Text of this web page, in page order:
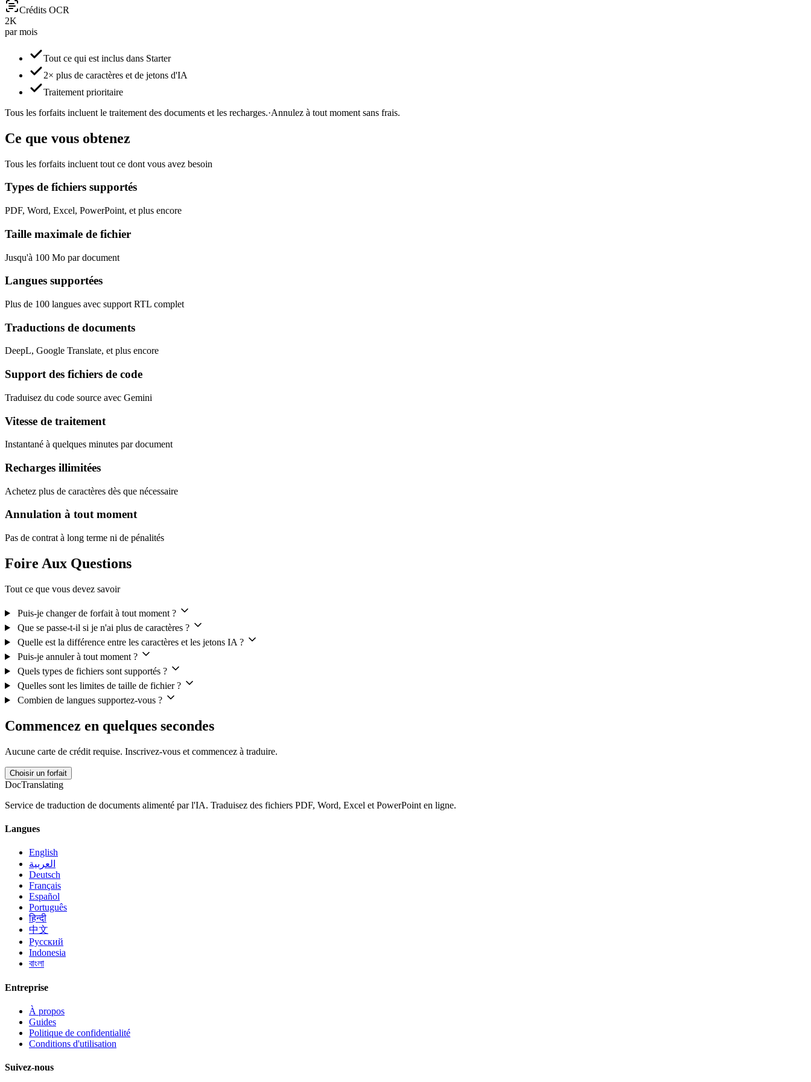
Crédits OCR
2K
par mois
Tout ce qui est inclus dans Starter
2× plus de caractères et de jetons d'IA
Traitement prioritaire
Tous les forfaits incluent le traitement des documents et les recharges.·Annulez à tout moment sans frais.
Ce que vous obtenez
Tous les forfaits incluent tout ce dont vous avez besoin
Types de fichiers supportés
PDF, Word, Excel, PowerPoint, et plus encore
Taille maximale de fichier
Jusqu'à 100 Mo par document
Langues supportées
Plus de 100 langues avec support RTL complet
Traductions de documents
DeepL, Google Translate, et plus encore
Support des fichiers de code
Traduisez du code source avec Gemini
Vitesse de traitement
Instantané à quelques minutes par document
Recharges illimitées
Achetez plus de caractères dès que nécessaire
Annulation à tout moment
Pas de contrat à long terme ni de pénalités
Foire Aux Questions
Tout ce que vous devez savoir
Puis-je changer de forfait à tout moment ?
Que se passe-t-il si je n'ai plus de caractères ?
Quelle est la différence entre les caractères et les jetons IA ?
Puis-je annuler à tout moment ?
Quels types de fichiers sont supportés ?
Quelles sont les limites de taille de fichier ?
Combien de langues supportez-vous ?
Commencez en quelques secondes
Aucune carte de crédit requise. Inscrivez-vous et commencez à traduire.
Choisir un forfait
DocTranslating
Service de traduction de documents alimenté par l'IA. Traduisez des fichiers PDF, Word, Excel et PowerPoint en ligne.
Langues
English
العربية
Deutsch
Français
Español
Português
हिन्दी
中文
Русский
Indonesia
বাংলা
Entreprise
À propos
Guides
Politique de confidentialité
Conditions d'utilisation
Suivez-nous